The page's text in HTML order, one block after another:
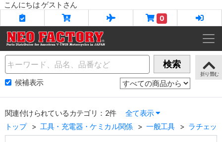
こんにちは ゲストさん
0
Name 検索
候補表示
関連付けられているカテゴリ：2件
全て表示
トップ
工具・充電器・ケミカル関係 一般工具 ラチェッ